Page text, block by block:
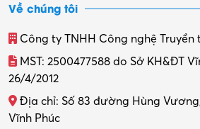
Về chúng tôi
Công ty TNHH Công nghệ
MST: 2500477588 do Sở KH&ĐT
26/4/2012
Địa chỉ: Số 83 đường Hùng
Vĩnh Phúc